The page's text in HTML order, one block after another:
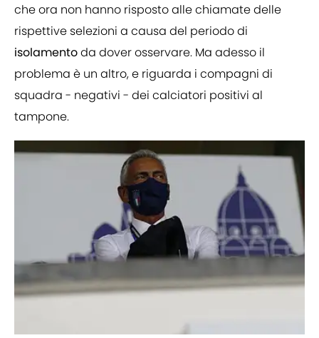
che ora non hanno risposto alle chiamate delle
rispettive selezioni a causa del periodo di
isolamentoda dover osservare. Ma adesso il
problema è un altro, e riguarda i compagni di
squadra - negativi - dei calciatori positivi al
tampone.